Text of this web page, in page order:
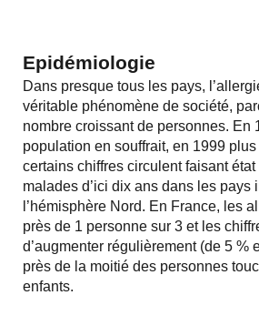
Epidémiologie
Dans presque tous les pays,
véritable phénomène de société,
nombre croissant de personnes. En
population en souffrait, en 1999
certains chiffres circulent faisant
malades d’ici dix ans dans les pays
l’hémisphère Nord. En France, les
près de 1 personne sur 3 et les
d’augmenter régulièrement (de 5 %
près de la moitié des personnes
enfants.